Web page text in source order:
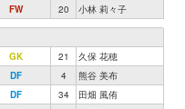
FW 20 小林 莉々子
GK 21
久保 花穂
DF 4
熊谷 美布
DF 34
田畑 風侑